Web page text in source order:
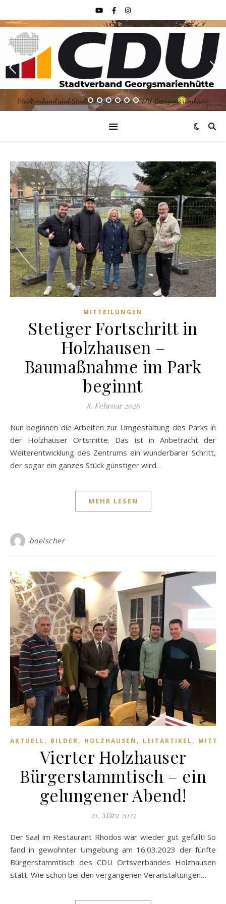
Stadtverband und Stadtratsfraktion der CDU Georgsmarienhütte
MITTEILUNGEN
Stetiger Fortschritt in
Holzhausen –
Baumaßnahme im Park
beginnt
8. Februar 2026
Nun beginnen die Arbeiten zur Umgestaltung des Parks in
der Holzhauser Ortsmitte. Das ist in Anbetracht der
Weiterentwicklung des Zentrums ein wunderbarer Schritt,
der sogar ein ganzes Stück günstiger wird…
MEHR LESEN
boelscher
AKTUELL, BILDER, HOLZHAUSEN , LEITARTIKEL,
Vierter Holzhauser
Bürgerstammtisch – ein
gelungener Abend!
21. März 2023
Der Saal im Restaurant Rhodos war wieder gut gefüllt! So
fand in gewohnter Umgebung am 16.03.2023 der fünfte
Bürgerstammtisch des CDU Ortsverbandes Holzhausen
statt. Wie schon bei den vergangenen Veranstaltungen…